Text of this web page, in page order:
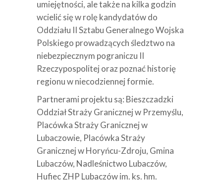
umiejętności, ale także na kilka godzin
wcielić się w rolę kandydatów do
Oddziału II Sztabu Generalnego Wojska
Polskiego prowadzących śledztwo na
niebezpiecznym pograniczu II
Rzeczypospolitej oraz poznać historię
regionu w niecodziennej formie.
Partnerami projektu są: Bieszczadzki
Oddział Straży Granicznej w Przemyślu,
Placówka Straży Granicznej w
Lubaczowie, Placówka Straży
Granicznej w Horyńcu-Zdroju, Gmina
Lubaczów, Nadleśnictwo Lubaczów,
Hufiec ZHP Lubaczów im. ks. hm.